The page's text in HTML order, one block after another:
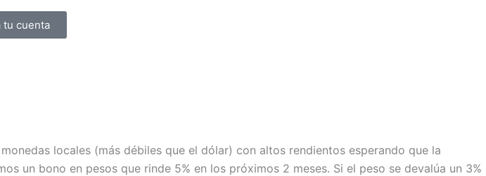
tu cuenta
locales (más débiles que el dólar) con altos rendientos esperando que la
un bono en pesos que rinde 5% en los próximos 2 meses. Si el peso se devalúa un 3%